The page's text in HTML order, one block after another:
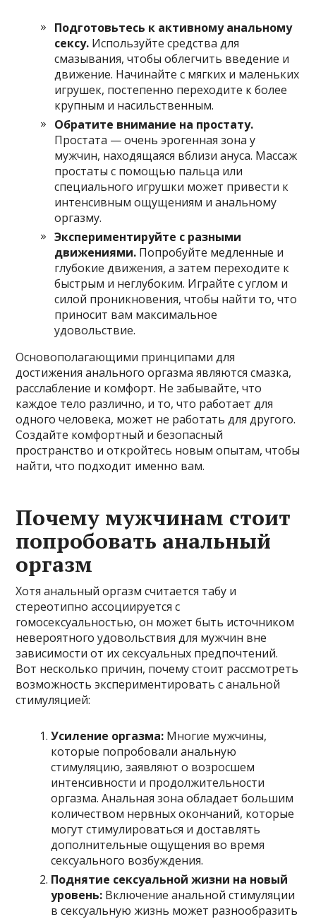
Подготовьтесь к активному анальному
сексу. Используйте средства для
смазывания, чтобы облегчить введение и
движение. Начинайте с мягких и маленьких
игрушек, постепенно переходите к более
крупным и насильственным.
Обратите внимание на простату.
Простата — очень эрогенная зона у
мужчин, находящаяся вблизи ануса. Массаж
простаты с помощью пальца или
специального игрушки может привести к
интенсивным ощущениям и анальному
оргазму.
Экспериментируйте с разными
движениями. Попробуйте медленные и
глубокие движения, а затем переходите к
быстрым и неглубоким. Играйте с углом и
силой проникновения, чтобы найти то, что
приносит вам максимальное
удовольствие.
Основополагающими принципами для
достижения анального оргазма являются смазка,
расслабление и комфорт. Не забывайте, что
каждое тело различно, и то, что работает для
одного человека, может не работать для другого.
Создайте комфортный и безопасный
пространство и откройтесь новым опытам, чтобы
найти, что подходит именно вам.
Почему мужчинам стоит
попробовать анальный
оргазм
Хотя анальный оргазм считается табу и
стереотипно ассоциируется с
гомосексуальностью, он может быть источником
невероятного удовольствия для мужчин вне
зависимости от их сексуальных предпочтений.
Вот несколько причин, почему стоит рассмотреть
возможность экспериментировать с анальной
стимуляцией:
Усиление оргазма: Многие мужчины,
которые попробовали анальную
стимуляцию, заявляют о возросшем
интенсивности и продолжительности
оргазма. Анальная зона обладает большим
количеством нервных окончаний, которые
могут стимулироваться и доставлять
дополнительные ощущения во время
сексуального возбуждения.
Поднятие сексуальной жизни на новый
уровень: Включение анальной стимуляции
в сексуальную жизнь может разнообразить